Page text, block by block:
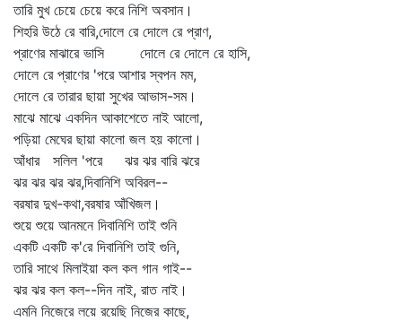
তারি মুখ চেয়ে চেয়ে করে নিশি অবসান।
শিহরি উঠে রে বারি,দোলে রে দোলে রে প্রাণ,
প্রাণের মাঝারে ভাসি দোলে রে দোলে রে হাসি,
দোলে রে প্রাণের 'পরে আশার স্বপন মম,
দোলে রে তারার ছায়া সুখের আভাস-সম।
মাঝে মাঝে একদিন আকাশেতে নাই আলো,
পড়িয়া মেঘের ছায়া কালো জল হয় কালো।
আঁধার সলিল 'পরে ঝর ঝর বারি ঝরে
ঝর ঝর ঝর ঝর,দিবানিশি অবিরল--
বরষার দুখ-কথা,বরষার আঁখিজল।
শুয়ে শুয়ে আনমনে দিবানিশি তাই শুনি
একটি একটি ক'রে দিবানিশি তাই গুনি,
তারি সাথে মিলাইয়া কল কল গান গাই--
ঝর ঝর কল কল--দিন নাই, রাত নাই।
এমনি নিজেরে লয়ে রয়েছি নিজের কাছে,